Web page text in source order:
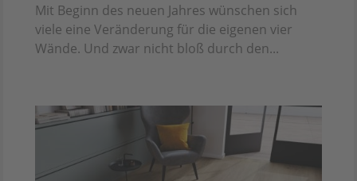
Mit Beginn des neuen Jahres wünschen sich
viele eine Veränderung für die eigenen vier
Wände. Und zwar nicht bloß durch den...